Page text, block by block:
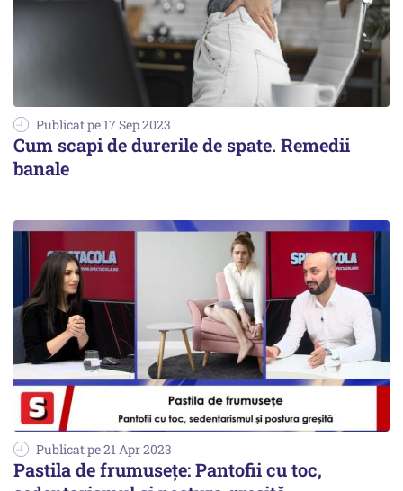
Publicat pe 17 Sep 2023
Cum scapi de durerile de spate. Remedii
banale
Publicat pe 21 Apr 2023
Pastila de frumusețe: Pantofii cu toc,